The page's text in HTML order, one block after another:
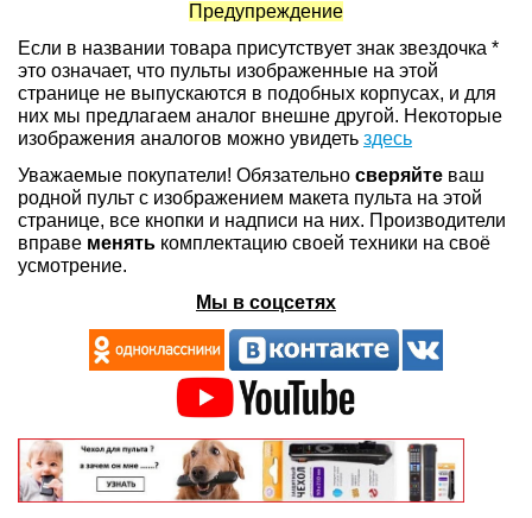
Предупреждение
Если в названии товара присутствует знак звездочка *
это означает, что пульты изображенные на этой
странице не выпускаются в подобных корпусах, и для
них мы предлагаем аналог внешне другой. Некоторые
изображения аналогов можно увидеть здесь
Уважаемые покупатели! Обязательно сверяйте ваш
родной пульт с изображением макета пульта на этой
странице, все кнопки и надписи на них. Производители
вправе менять комплектацию своей техники на своё
усмотрение.
Мы в соцсетях